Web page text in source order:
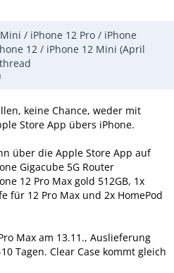
/ iPhone 12 Pro / iPhone
12 / iPhone 12 Mini (April
keine Chance, weder mit
Store App übers iPhone.
über die Apple Store App auf
Gigacube 5G Router
12 Pro Max gold 512GB, 1x
für 12 Pro Max und 2x HomePod
Max am 13.11., Auslieferung
Tagen. Clear Case kommt gleich